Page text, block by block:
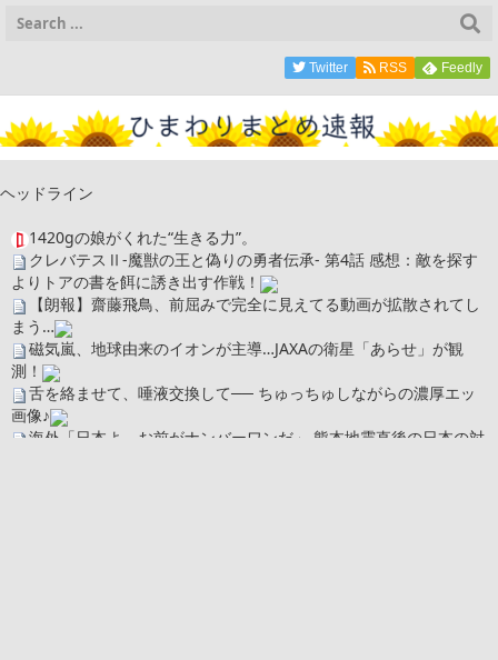
Twitter RSS Feedly
ヘッドライン
1420gの娘がくれた“生きる力”。
クレバテスⅡ-魔獣の王と偽りの勇者伝承- 第4話 感想：敵を探す
よりトアの書を餌に誘き出す作戦！
【朗報】齋藤飛鳥、前屈みで完全に見えてる動画が拡散されてし
まう…
磁気嵐、地球由来のイオンが主導…JAXAの衛星「あらせ」が観
測！
舌を絡ませて、唾液交換して── ちゅっちゅしながらの濃厚エッ
画像♪
海外「日本よ、お前がナンバーワンだ」 熊本地震直後の日本の対